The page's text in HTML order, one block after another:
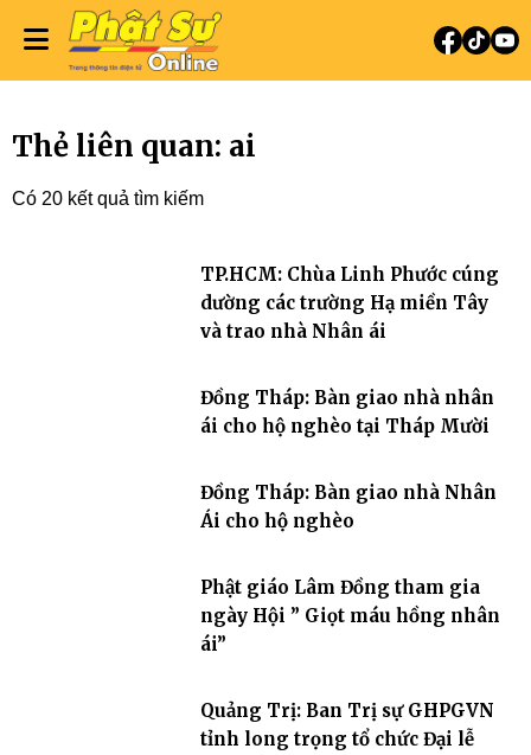
Thẻ liên quan: ai
Có 20 kết quả tìm kiếm
TP.HCM: Chùa Linh Phước cúng
dường các trường Hạ miền Tây
và trao nhà Nhân ái
Đồng Tháp: Bàn giao nhà nhân
ái cho hộ nghèo tại Tháp Mười
Đồng Tháp: Bàn giao nhà Nhân
Ái cho hộ nghèo
Phật giáo Lâm Đồng tham gia
ngày Hội ” Giọt máu hồng nhân
ái”
Quảng Trị: Ban Trị sự GHPGVN
tỉnh long trọng tổ chức Đại lễ